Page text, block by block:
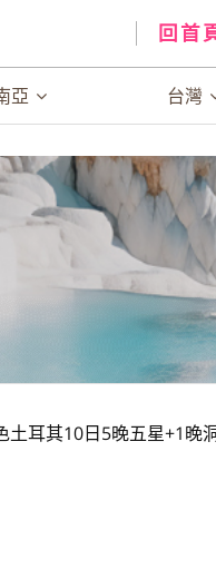
回首
亞 台灣
土耳其10日5晚五星+1晚